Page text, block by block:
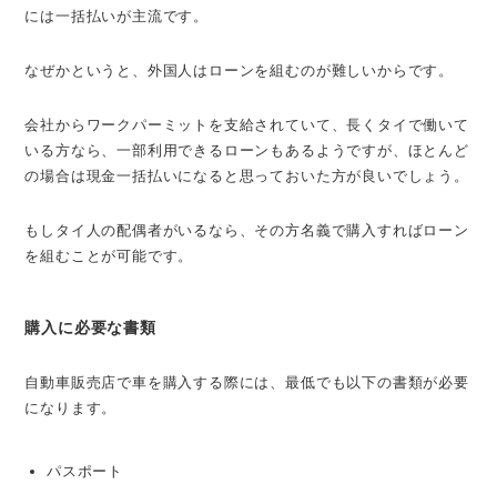
には一括払いが主流です。
なぜかというと、外国人はローンを組むのが難しいからです。
会社からワークパーミットを支給されていて、長くタイで働いて
いる方なら、一部利用できるローンもあるようですが、ほとんど
の場合は現金一括払いになると思っておいた方が良いでしょう。
もしタイ人の配偶者がいるなら、その方名義で購入すればローン
を組むことが可能です。
購入に必要な書類
自動車販売店で車を購入する際には、最低でも以下の書類が必要
になります。
パスポート